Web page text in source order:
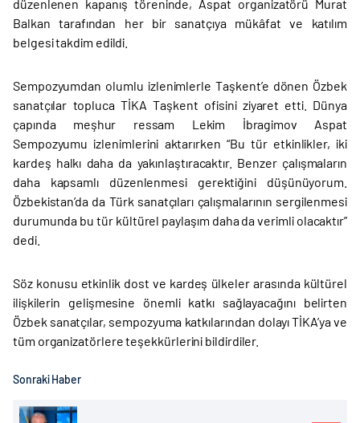
düzenlenen kapanış töreninde, Aspat organizatörü Murat
Balkan tarafından her bir sanatçıya mükâfat ve katılım
belgesi takdim edildi.
Sempozyumdan olumlu izlenimlerle Taşkent’e dönen Özbek
sanatçılar topluca TİKA Taşkent ofisini ziyaret etti. Dünya
çapında meşhur ressam Lekim İbragimov Aspat
Sempozyumu izlenimlerini aktarırken “Bu tür etkinlikler, iki
kardeş halkı daha da yakınlaştıracaktır. Benzer çalışmaların
daha kapsamlı düzenlenmesi gerektiğini düşünüyorum.
Özbekistan’da da Türk sanatçıları çalışmalarının sergilenmesi
durumunda bu tür kültürel paylaşım daha da verimli olacaktır”
dedi.
Söz konusu etkinlik dost ve kardeş ülkeler arasında kültürel
ilişkilerin gelişmesine önemli katkı sağlayacağını belirten
Özbek sanatçılar, sempozyuma katkılarından dolayı TİKA’ya ve
tüm organizatörlere teşekkürlerini bildirdiler.
Sonraki Haber